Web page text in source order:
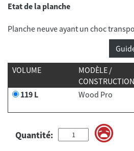
Etat de la planche
Planche neuve ayant un choc
VOLUME
MODÈLE /
CONSTRUCTION
119 L Wood Pro
Quantité: